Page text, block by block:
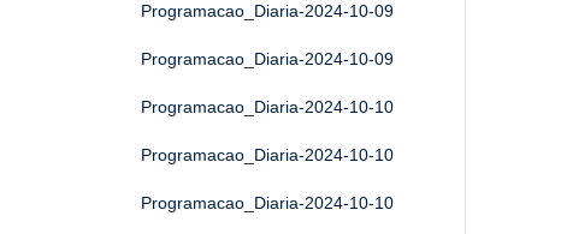
Programacao_Diaria-2024-10-09
Programacao_Diaria-2024-10-09
Programacao_Diaria-2024-10-10
Programacao_Diaria-2024-10-10
Programacao_Diaria-2024-10-10